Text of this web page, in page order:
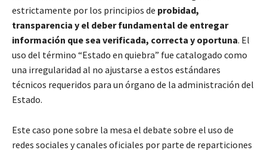
estrictamente por los principios de probidad,
transparencia y el deber fundamental de entregar
información que sea verificada, correcta y oportuna. El
uso del término “Estado en quiebra” fue catalogado como
una irregularidad al no ajustarse a estos estándares
técnicos requeridos para un órgano de la administración del
Estado.
Este caso pone sobre la mesa el debate sobre el uso de
redes sociales y canales oficiales por parte de reparticiones